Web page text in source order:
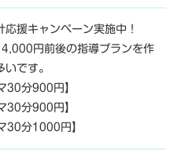
応援キャンペーン実施中！
円前後の指導プランを作
です。
30分900円】
30分900円】
30分1000円】